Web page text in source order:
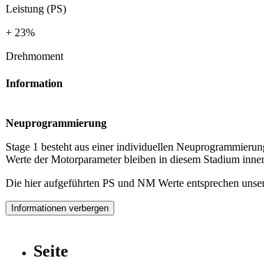
Leistung (PS)
+ 23%
Drehmoment
Information
Neuprogrammierung
Stage 1 besteht aus einer individuellen
Werte der Motorparameter bleiben in diesem Stadium
Die hier aufgeführten PS und NM Werte entsprechen
Informationen verbergen
Seite